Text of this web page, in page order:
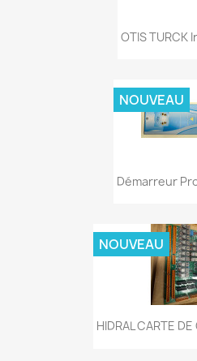
OTIS TURCK
Démarreur
NOUVEAU
HIDRAL CARTE
NOUVEAU